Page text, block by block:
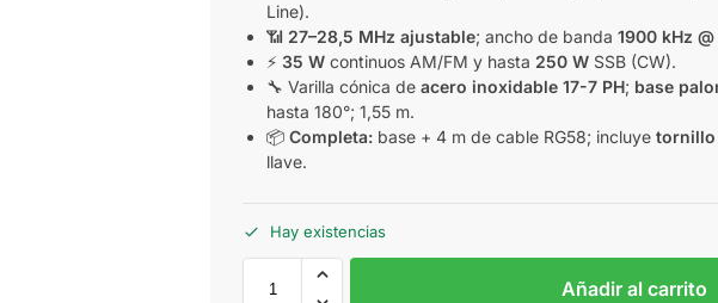
Line).
📶 27–28,5 MHz ajustable; ancho de banda1900 kHz @
⚡35 W continuos AM/FM y hasta 250 W SSB (CW).
🔧 Varilla cónica deacero inoxidable 17-7 PH; base
hasta 180°; 1,55 m.
📦Completa: base + 4 m de cable RG58; incluyetornillo
llave.
Hay existencias
Añadir al carrito